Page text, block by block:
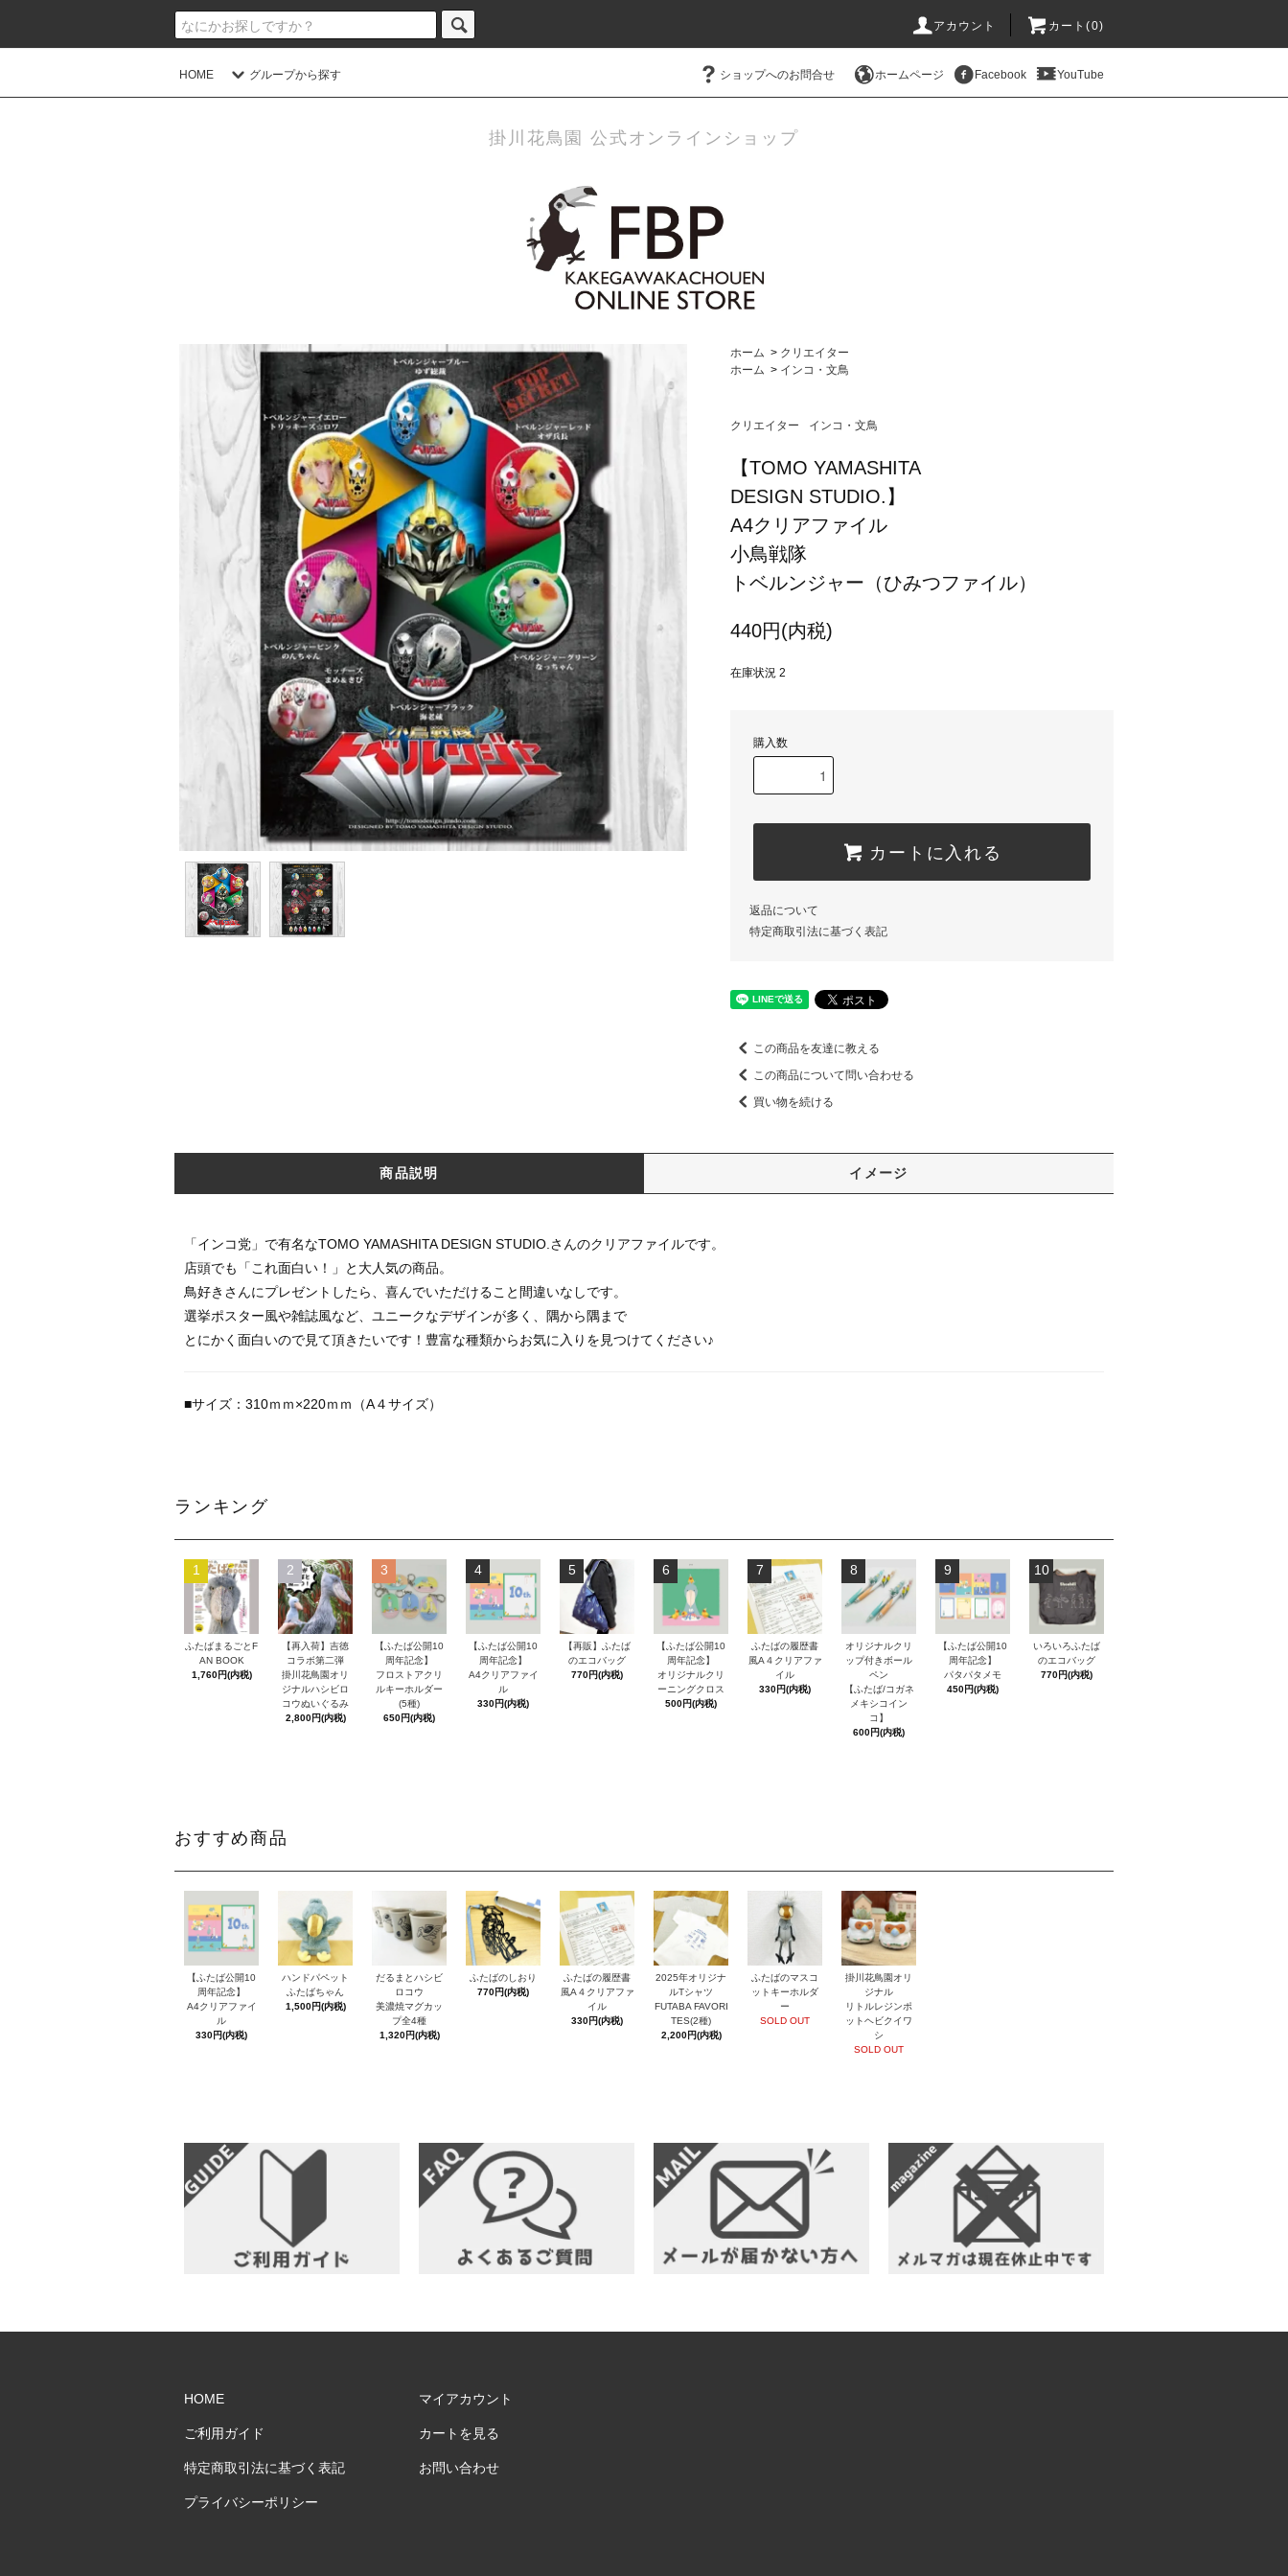
アカウント カート(0)
HOME グループから探す ショップへのお問合せ ホームページ Facebook YouTube
掛川花鳥園 公式オンラインショップ
ホーム > クリエイター
ホーム > インコ・文鳥
クリエイター インコ・文鳥
【TOMO YAMASHITA
DESIGN STUDIO.】
A4クリアファイル
小鳥戦隊
トベルンジャー（ひみつファイル）
440円(内税)
在庫状況 2
購入数
カートに入れる
返品について
特定商取引法に基づく表記
この商品を友達に教える
この商品について問い合わせる
買い物を続ける
商品説明 イメージ
「インコ党」で有名なTOMO YAMASHITA DESIGN STUDIO.さんのクリアファイルです。
店頭でも「これ面白い！」と大人気の商品。
鳥好きさんにプレゼントしたら、喜んでいただけること間違いなしです。
選挙ポスター風や雑誌風など、ユニークなデザインが多く、隅から隅まで
とにかく面白いので見て頂きたいです！豊富な種類からお気に入りを見つけてください♪
■サイズ：310ｍｍ×220ｍｍ（A４サイズ）
ランキング
1
ふたばまるごとF
AN BOOK
1,760円(内税)
2
【再入荷】吉徳
コラボ第二弾
掛川花鳥園オリ
ジナルハシビロ
コウぬいぐるみ
2,800円(内税)
3
【ふたば公開10
周年記念】
フロストアクリ
ルキーホルダー
(5種)
650円(内税)
4
【ふたば公開10
周年記念】
A4クリアファイ
ル
330円(内税)
5
【再販】ふたば
のエコバッグ
770円(内税)
6
【ふたば公開10
周年記念】
オリジナルクリ
ーニングクロス
500円(内税)
7
ふたばの履歴書
風A４クリアファ
イル
330円(内税)
8
オリジナルクリ
ップ付きボール
ペン
【ふたば/コガネ
メキシコイン
コ】
600円(内税)
9
【ふたば公開10
周年記念】
パタパタメモ
450円(内税)
10
いろいろふたば
のエコバッグ
770円(内税)
おすすめ商品
【ふたば公開10
周年記念】
A4クリアファイ
ル
330円(内税)
ハンドパペット
ふたばちゃん
1,500円(内税)
だるまとハシビ
ロコウ
美濃焼マグカッ
プ全4種
1,320円(内税)
ふたばのしおり
770円(内税)
ふたばの履歴書
風A４クリアファ
イル
330円(内税)
2025年オリジナ
ルTシャツ
FUTABA FAVORI
TES(2種)
2,200円(内税)
ふたばのマスコ
ットキーホルダ
ー
SOLD OUT
掛川花鳥園オリ
ジナル
リトルレジンポ
ットヘビクイワ
シ
SOLD OUT
HOME
ご利用ガイド
特定商取引法に基づく表記
プライバシーポリシー
マイアカウント
カートを見る
お問い合わせ